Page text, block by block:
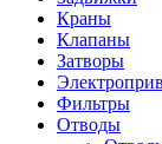
Краны
Клапаны
Затворы
Фильтры
Отводы